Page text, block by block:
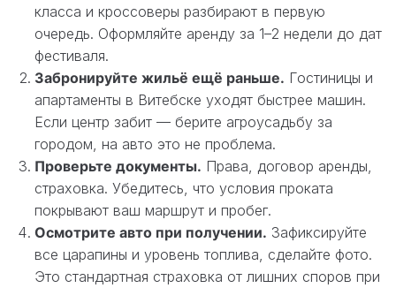
класса и кроссоверы разбирают в первую
очередь. Оформляйте аренду за 1–2 недели до дат
фестиваля.
Забронируйте жильё ещё раньше. Гостиницы и
апартаменты в Витебске уходят быстрее машин.
Если центр забит — берите агроусадьбу за
городом, на авто это не проблема.
Проверьте документы. Права, договор аренды,
страховка. Убедитесь, что условия проката
покрывают ваш маршрут и пробег.
Осмотрите авто при получении. Зафиксируйте
все царапины и уровень топлива, сделайте фото.
Это стандартная страховка от лишних споров при